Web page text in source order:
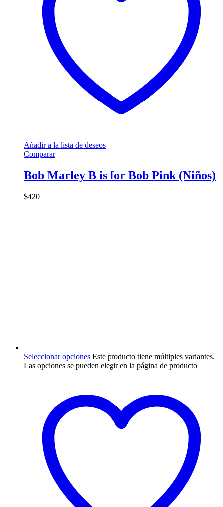
Añadir a la lista de deseos
Comparar
Bob Marley B is for Bob Pink (Niños)
$420
Seleccionar opciones Este producto tiene múltiples variantes.
Las opciones se pueden elegir en la página de producto